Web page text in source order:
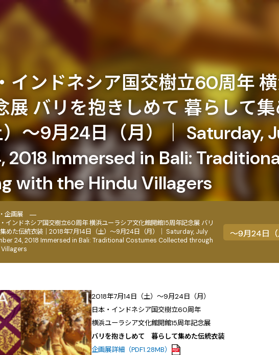
インドネシア国交樹立60周年
展 バリを抱きしめて 暮らして
～9月24日（月）｜ Saturday,
2018 Immersed in Bali:
with the Hindu Villagers
企画展
インドネシア国交樹立60周年 横浜ユーラシア文化館開館15周年記念展 バリ
めた伝統衣装｜2018年7月14日（土）～9月24日（月）｜ Saturday, July
24, 2018 Immersed in Bali: Traditional Costumes Collected through
2018年7月14日（土）～9月24日（月）
日本・インドネシア国交樹立60周年
横浜ユーラシア文化館開館15周年記念展
バリを抱きしめて 暮らして集めた伝統衣装
企画展詳細（PDF1.28MB）